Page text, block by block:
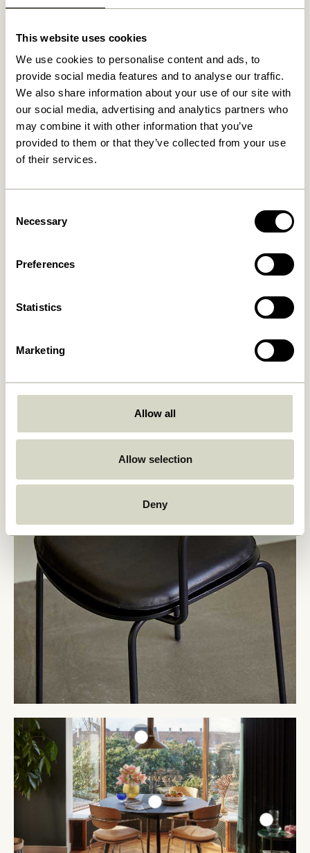
This website uses cookies
We use cookies to personalise content and ads, to
provide social media features and to analyse our traffic.
We also share information about your use of our site with
our social media, advertising and analytics partners who
may combine it with other information that you’ve
provided to them or that they’ve collected from your use
of their services.
Selection
Necessary
Preferences
Statistics
Marketing
Allow all
Allow selection
Deny